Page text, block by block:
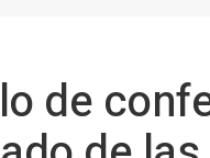
de